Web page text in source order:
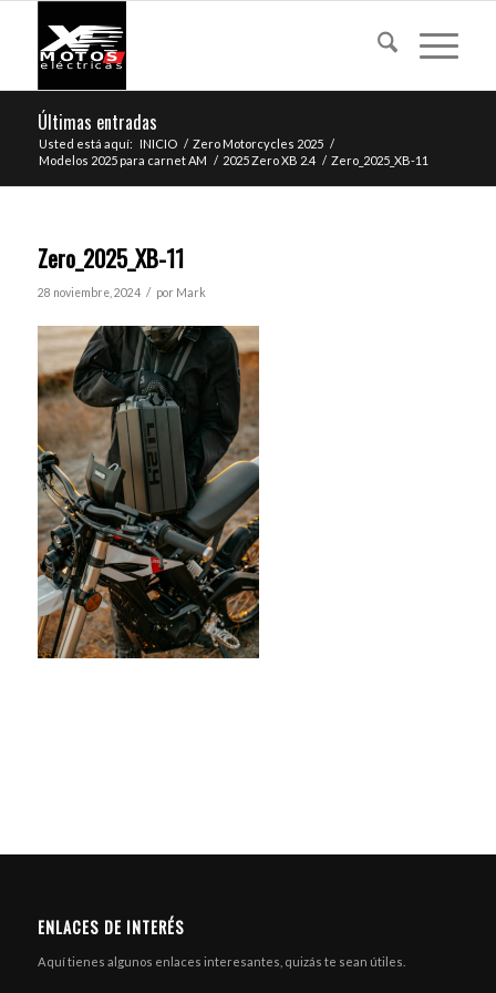
Últimas entradas
Usted está aquí: INICIO / Zero Motorcycles 2025 /
Modelos 2025 para carnet AM / 2025 Zero XB 2.4 / Zero_2025_XB-11
Zero_2025_XB-11
28 noviembre, 2024 / por Mark
ENLACES DE INTERÉS
Aquí tienes algunos enlaces interesantes, quizás te sean útiles.